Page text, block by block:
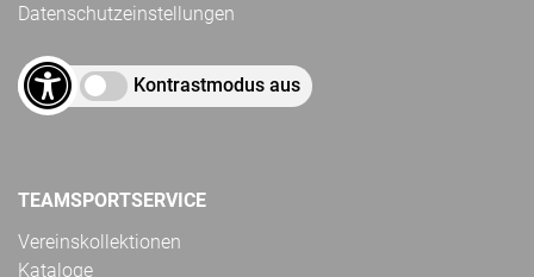
Datenschutzeinstellungen
Kontrastmodus aus
TEAMSPORTSERVICE
Vereinskollektionen
Kataloge